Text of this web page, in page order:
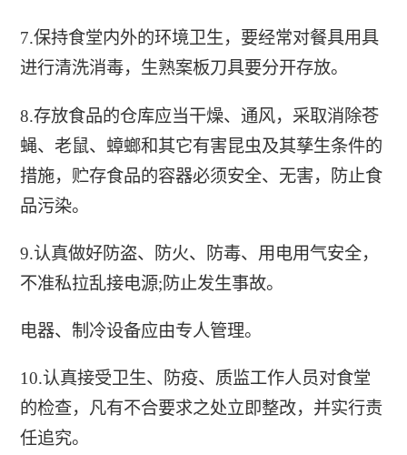
7.保持食堂内外的环境卫生，要经常对餐具用具
进行清洗消毒，生熟案板刀具要分开存放。
8.存放食品的仓库应当干燥、通风，采取消除苍
蝇、老鼠、蟑螂和其它有害昆虫及其孳生条件的
措施，贮存食品的容器必须安全、无害，防止食
品污染。
9.认真做好防盗、防火、防毒、用电用气安全，
不准私拉乱接电源;防止发生事故。
电器、制冷设备应由专人管理。
10.认真接受卫生、防疫、质监工作人员对食堂
的检查，凡有不合要求之处立即整改，并实行责
任追究。